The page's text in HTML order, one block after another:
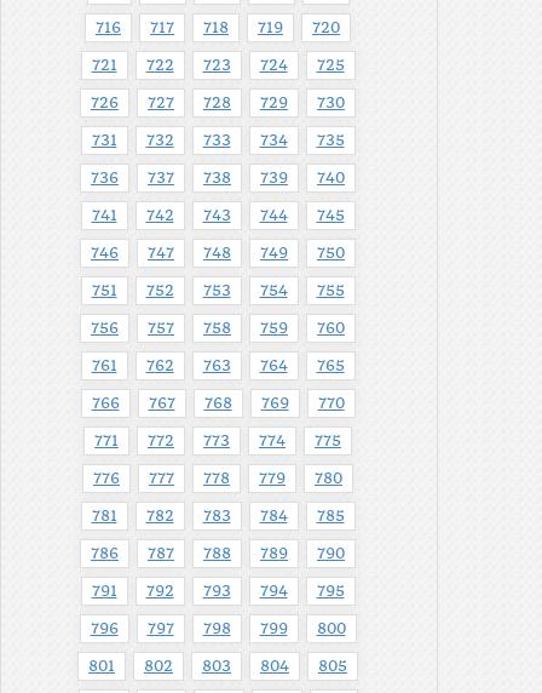
716 717 718 719 720
721 722 723 724 725
726 727 728 729 730
731 732 733 734 735
736 737 738 739 740
741 742 743 744 745
746 747 748 749 750
751 752 753 754 755
756 757 758 759 760
761 762 763 764 765
766 767 768 769 770
771 772 773 774 775
776 777 778 779 780
781 782 783 784 785
786 787 788 789 790
791 792 793 794 795
796 797 798 799 800
801 802 803 804 805